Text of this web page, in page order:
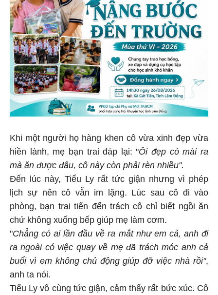
Khi một người họ hàng khen cô vừa xinh đẹp vừa
hiền lành, mẹ bạn trai đáp lại: "Ôi đẹp có mài ra
mà ăn được đâu, cô này còn phải rèn nhiều".
Đến lúc này, Tiểu Ly rất tức giận nhưng vì phép
lịch sự nên cô vẫn im lặng. Lúc sau cô đi vào
phòng, bạn trai tiến đến trách cô chỉ biết ngồi ăn
chứ không xuống bếp giúp mẹ làm cơm.
"Chẳng có ai lần đầu về ra mắt như em cả, anh đi
ra ngoài có việc quay về mẹ đã trách móc anh cả
buổi vì em không chủ động giúp đỡ việc nhà rồi",
anh ta nói.
Tiểu Ly vô cùng tức giận, cảm thấy rất bức xúc. Cô